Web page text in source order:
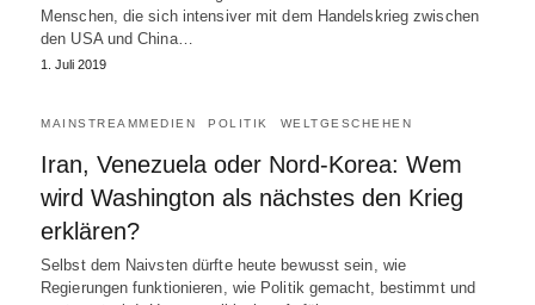
Menschen, die sich intensiver mit dem Handelskrieg zwischen
den USA und China…
1. Juli 2019
MAINSTREAMMEDIEN POLITIK WELTGESCHEHEN
Iran, Venezuela oder Nord-Korea: Wem
wird Washington als nächstes den Krieg
erklären?
Selbst dem Naivsten dürfte heute bewusst sein, wie
Regierungen funktionieren, wie Politik gemacht, bestimmt und